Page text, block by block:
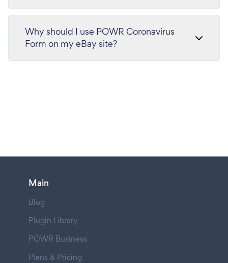
Why should I use POWR Coronavirus
Form on my eBay site?
Main
Blog
Plugin Library
POWR Business
Plans & Pricing